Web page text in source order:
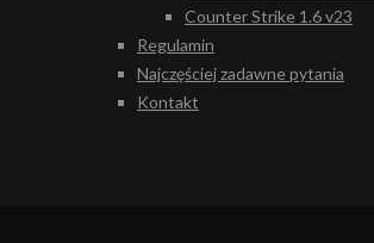
Counter Strike 1.6 v23
Regulamin
Najczęściej zadawne pytania
Kontakt